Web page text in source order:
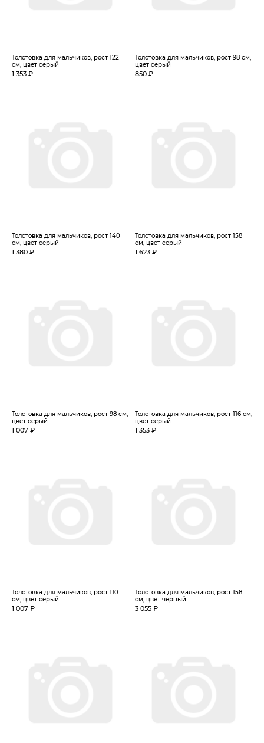
Толстовка для мальчиков, рост 122
см, цвет серый
1 353 ₽
Толстовка для мальчиков, рост 98 см,
цвет серый
850 ₽
Толстовка для мальчиков, рост 140
см, цвет серый
1 380 ₽
Толстовка для мальчиков, рост 158
см, цвет серый
1 623 ₽
Толстовка для мальчиков, рост 98 см,
цвет серый
1 007 ₽
Толстовка для мальчиков, рост 116 см,
цвет серый
1 353 ₽
Толстовка для мальчиков, рост 110
см, цвет серый
1 007 ₽
Толстовка для мальчиков, рост 158
см, цвет черный
3 055 ₽